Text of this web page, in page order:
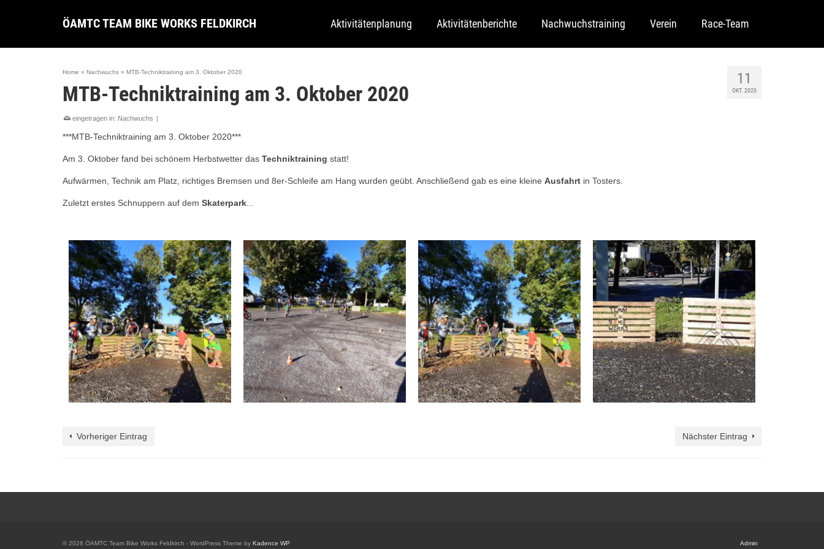
ÖAMTC TEAM BIKE WORKS FELDKIRCH Aktivitätenplanung Aktivitätenberichte Nachwuchstraining Verein Race-Team
11
OKT. 2020
Home » Nachwuchs » MTB-Techniktraining am 3. Oktober 2020
MTB-Techniktraining am 3. Oktober 2020
eingetragen in: Nachwuchs |
***MTB-Techniktraining am 3. Oktober 2020***
Am 3. Oktober fand bei schönem Herbstwetter das Techniktraining statt!
Aufwärmen, Technik am Platz, richtiges Bremsen und 8er-Schleife am Hang wurden geübt. Anschließend gab es eine kleine Ausfahrt in Tosters.
Zuletzt erstes Schnuppern auf dem Skaterpark
Vorheriger Eintrag Nächster Eintrag
Admin
© 2026 ÖAMTC Team Bike Works Feldkirch - WordPress Theme by Kadence WP